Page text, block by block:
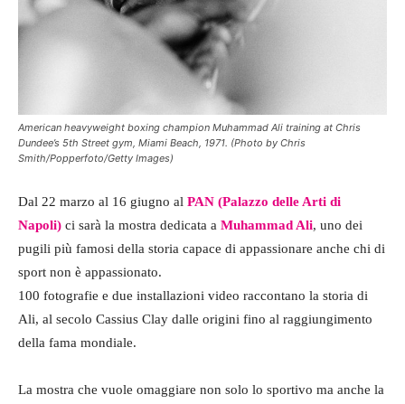
American heavyweight boxing champion Muhammad Ali training at Chris
Dundee’s 5th Street gym, Miami Beach, 1971. (Photo by Chris
Smith/Popperfoto/Getty Images)
Dal 22 marzo al 16 giugno al PAN (Palazzo delle Arti di
Napoli) ci sarà la mostra dedicata a Muhammad Ali, uno dei
pugili più famosi della storia capace di appassionare anche chi di
sport non è appassionato.
100 fotografie e due installazioni video raccontano la storia di
Ali, al secolo Cassius Clay dalle origini fino al raggiungimento
della fama mondiale.
La mostra che vuole omaggiare non solo lo sportivo ma anche la